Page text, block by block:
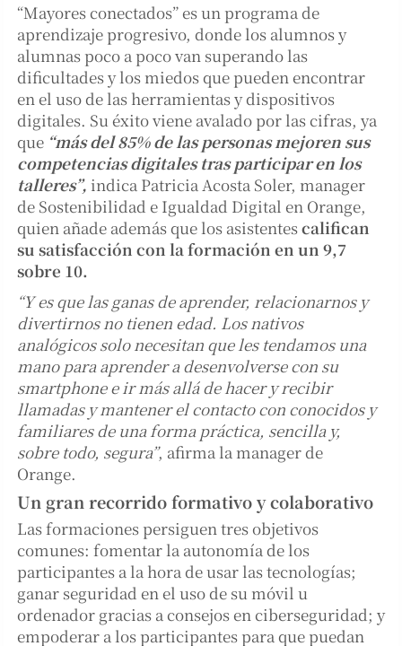
“Mayores conectados” es un programa de
aprendizaje progresivo, donde los alumnos y
alumnas poco a poco van superando las
dificultades y los miedos que pueden encontrar
en el uso de las herramientas y dispositivos
digitales. Su éxito viene avalado por las cifras, ya
que “más del 85% de las personas mejoren sus
competencias digitales tras participar en los
talleres”, indica Patricia Acosta Soler, manager
de Sostenibilidad e Igualdad Digital en Orange,
quien añade además que los asistentescalifican
su satisfacción con la formación en un 9,7
sobre 10.
“Y es que las ganas de aprender, relacionarnos y
divertirnos no tienen edad. Los nativos
analógicos solo necesitan que les tendamos una
mano para aprender a desenvolverse con su
smartphone e ir más allá de hacer y recibir
llamadas y mantener el contacto con conocidos y
familiares de una forma práctica, sencilla y,
sobre todo, segura”, afirma la manager de
Orange.
Un gran recorrido formativo y colaborativo
Las formaciones persiguen tres objetivos
comunes: fomentar la autonomía de los
participantes a la hora de usar las tecnologías;
ganar seguridad en el uso de su móvil u
ordenador gracias a consejos en ciberseguridad; y
empoderar a los participantes para que puedan